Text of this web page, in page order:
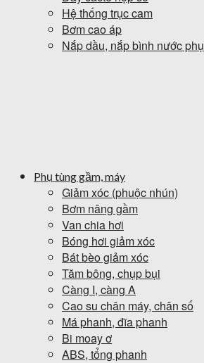
Hệ thống trục cam
Bơm cao áp
Nắp dầu, nắp bình nước phụ
Phụ tùng gầm, máy
Giảm xóc (phuộc nhún)
Bơm nâng gầm
Van chia hơi
Bóng hơi giảm xóc
Bát bèo giảm xóc
Tăm bông, chụp bụi
Càng I, càng A
Cao su chân máy, chân số
Má phanh, đĩa phanh
Bi moay ơ
ABS, tổng phanh